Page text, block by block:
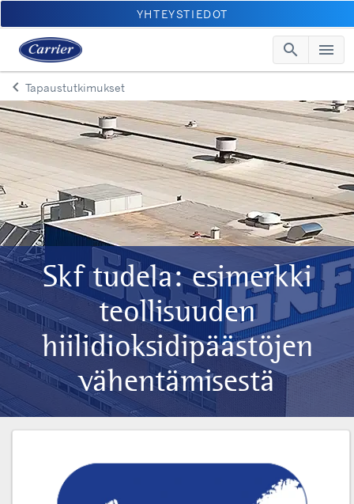
YHTEYSTIEDOT
search menu
keyboard_arrow_leftArrow back
Tapaustutkimukset
Skf tudela: esimerkki
teollisuuden
hiilidioksidipäästöjen
vähentämisestä